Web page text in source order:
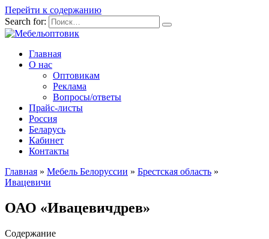
Перейти к содержанию
Search for:
Главная
О нас
Оптовикам
Реклама
Вопросы/ответы
Прайс-листы
Россия
Беларусь
Кабинет
Контакты
Главная » Мебель Белоруссии » Брестская область »
Ивацевичи
ОАО «Ивацевичдрев»
Содержание